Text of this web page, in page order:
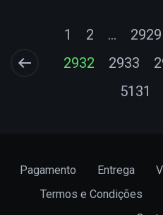
1 2 ... 2929
2932
2933
5131
Pagamento Entrega
Termos e Condições